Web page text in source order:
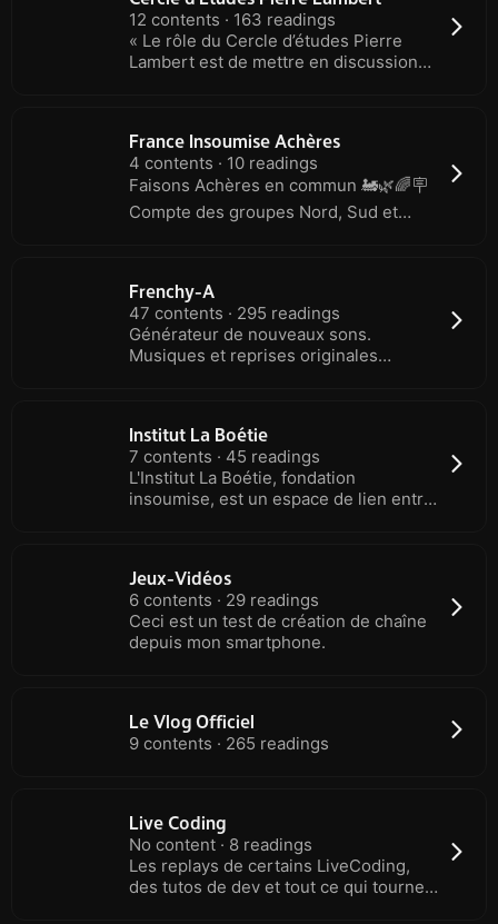
12 contents · 163 readings
« Le rôle du Cercle d’études Pierre
Lambert est de mettre en discussion
publiques et ouvertes avec un
calendrier au long cours. Nous voulons
répondre à une attente et une
demande de très nombreux militants,
Engels, Lénine, Rosa Luxemburg,
Trotsky. » Miroir non officiel de
https://youtube.com/
France Insoumise Achères
4 contents · 10 readings
Faisons Achères en commun 🚂🌿🌈🪧
Compte des groupes Nord, Sud et
révolution citoyenne et l'unité
populaire ✊ Justice sociale et
environnementale 🌿 | Antiracisme 🤝 |
Antifascisme 🛑 | Anticapitalisme 📣 |
Féminisme et LGBTQI+ 🏳️‍🌈 Rejoignez-
Frenchy-A
47 contents · 295 readings
Générateur de nouveaux sons.
Musiques et reprises originales
Institut La Boétie
7 contents · 45 readings
L'Institut La Boétie, fondation
insoumise, est un espace de lien entre
universitaires, des artistes, des hauts
fonctionnaires, des militants… autour
de l'humanisme global, de la critique
du capitalisme et de la planification
Jeux-Vidéos
6 contents · 29 readings
Ceci est un test de création de chaîne
depuis mon smartphone.
Le Vlog Officiel
9 contents · 265 readings
Live Coding
No content · 8 readings
Les replays de certains LiveCoding,
des tutos de dev et tout ce qui tourne